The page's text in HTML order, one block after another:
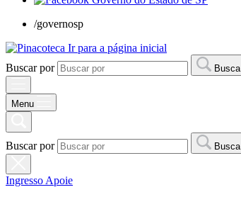
/governosp
Ir para a página inicial
Buscar por
Busca
Menu
Buscar por Busca
Ingresso Apoie